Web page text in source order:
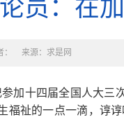
员：在
来源：求是网
加十四届全国人大三
福祉的一点一滴，谆